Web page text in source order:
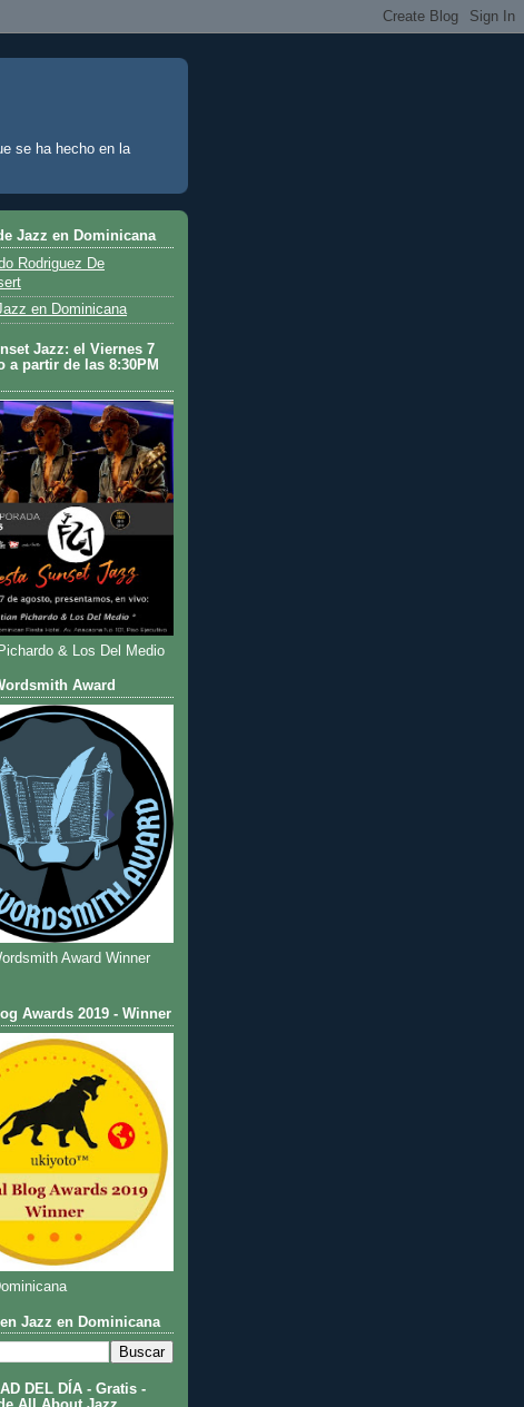
se ha hecho en la
Jazz en Dominicana
Rodriguez De
en Dominicana
Jazz: el Viernes 7
a partir de las 8:30PM
& Los Del Medio
Award
Award Winner
Awards 2019 - Winner
en Jazz en Dominicana
DEL DÍA - Gratis -